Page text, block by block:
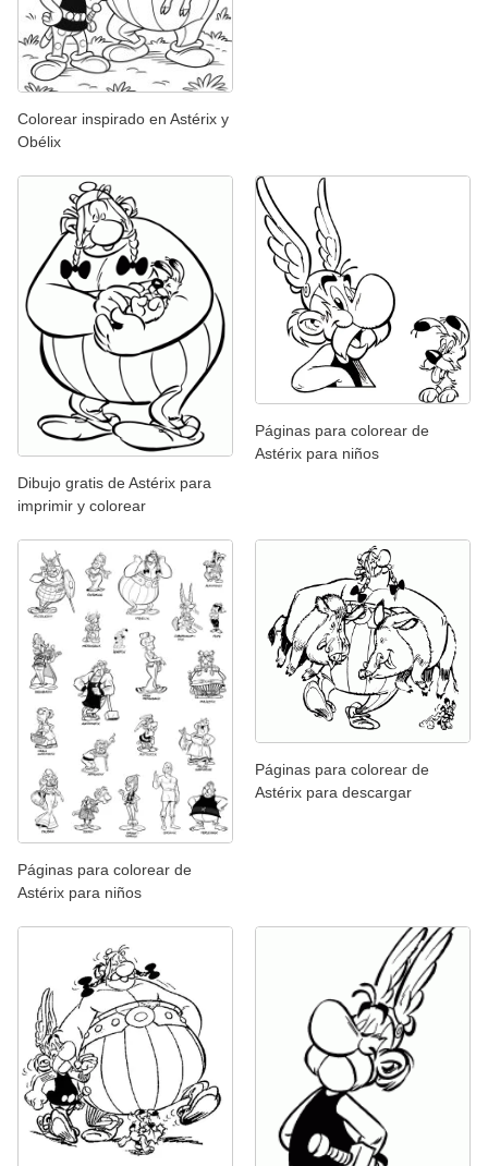
Colorear inspirado en Astérix y
Obélix
Dibujo gratis de Astérix para
imprimir y colorear
Páginas para colorear de
Astérix para niños
Páginas para colorear de
Astérix para niños
Páginas para colorear de
Astérix para descargar